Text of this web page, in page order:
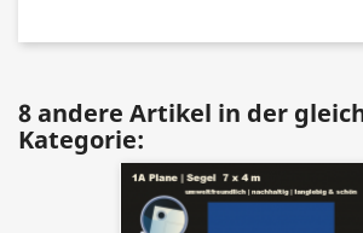
8 andere Artikel in der
Kategorie: